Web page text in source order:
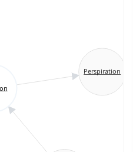
Perspiration